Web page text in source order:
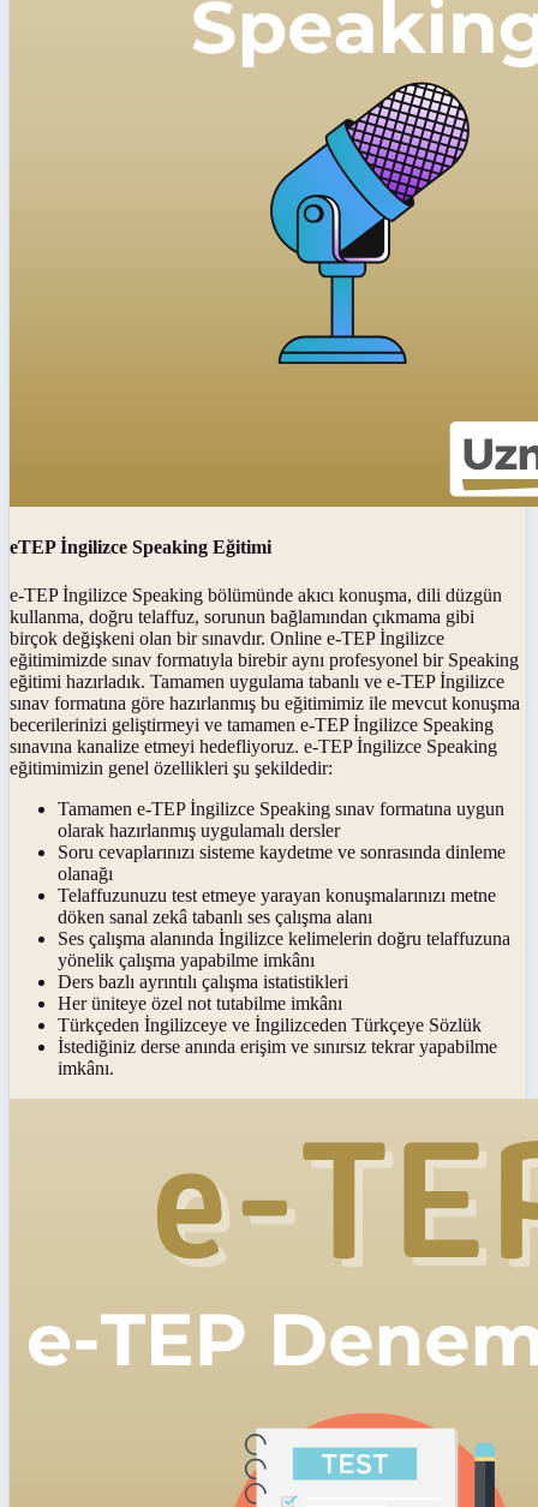
eTEP İngilizce Speaking Eğitimi
e-TEP İngilizce Speaking bölümünde akıcı konuşma, dili düzgün
kullanma, doğru telaffuz, sorunun bağlamından çıkmama gibi
birçok değişkeni olan bir sınavdır. Online e-TEP İngilizce
eğitimimizde sınav formatıyla birebir aynı profesyonel bir Speaking
eğitimi hazırladık. Tamamen uygulama tabanlı ve e-TEP İngilizce
sınav formatına göre hazırlanmış bu eğitimimiz ile mevcut konuşma
becerilerinizi geliştirmeyi ve tamamen e-TEP İngilizce Speaking
sınavına kanalize etmeyi hedefliyoruz. e-TEP İngilizce Speaking
eğitimimizin genel özellikleri şu şekildedir:
Tamamen e-TEP İngilizce Speaking sınav formatına uygun
olarak hazırlanmış uygulamalı dersler
Soru cevaplarınızı sisteme kaydetme ve sonrasında dinleme
olanağı
Telaffuzunuzu test etmeye yarayan konuşmalarınızı metne
döken sanal zekâ tabanlı ses çalışma alanı
Ses çalışma alanında İngilizce kelimelerin doğru telaffuzuna
yönelik çalışma yapabilme imkânı
Ders bazlı ayrıntılı çalışma istatistikleri
Her üniteye özel not tutabilme imkânı
Türkçeden İngilizceye ve İngilizceden Türkçeye Sözlük
İstediğiniz derse anında erişim ve sınırsız tekrar yapabilme
imkânı.